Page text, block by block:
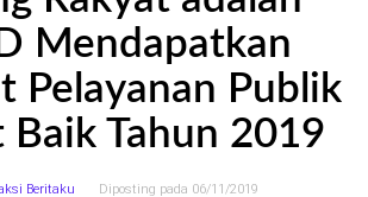
Mendapatkan
Pelayanan Publik
Baik Tahun 2019
Beritaku Diposting pada 06/11/2019